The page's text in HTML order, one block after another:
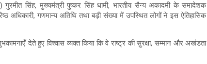
सिंह, मुख्यमंत्री पुष्कर सिंह धामी, भारतीय सैन्य अकादमी के समादेशक
गणमान्य अतिथि तथा बड़ी संख्या में उपस्थित लोगों ने इस ऐतिहासिक
देते हुए विश्वास व्यक्त किया कि वे राष्ट्र की सुरक्षा, सम्मान और अखंडता